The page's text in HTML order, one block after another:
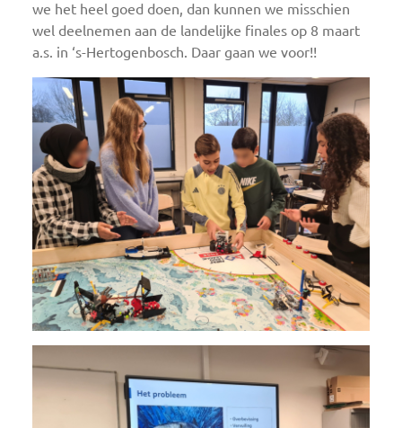
we het heel goed doen, dan kunnen we misschien
wel deelnemen aan de landelijke finales op 8 maart
a.s. in ‘s-Hertogenbosch. Daar gaan we voor!!